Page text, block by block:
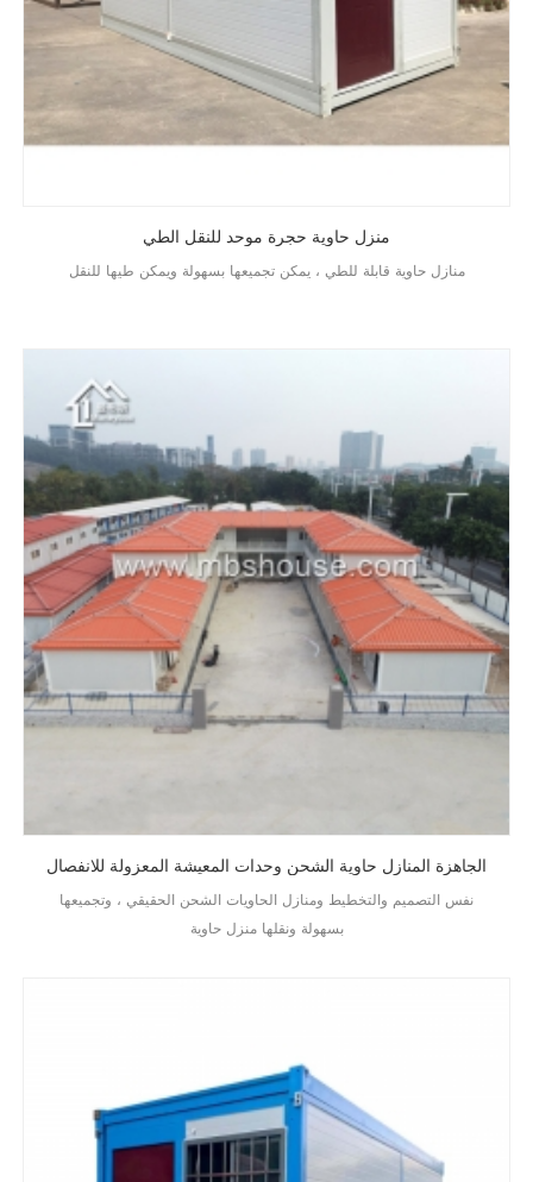
منزل حاوية حجرة موحد للنقل الطي
منازل حاوية قابلة للطي ، يمكن تجميعها بسهولة ويمكن طيها للنقل
الجاهزة المنازل حاوية الشحن وحدات المعيشة المعزولة للانفصال
نفس التصميم والتخطيط ومنازل الحاويات الشحن الحقيقي ، وتجميعها
بسهولة ونقلها منزل حاوية